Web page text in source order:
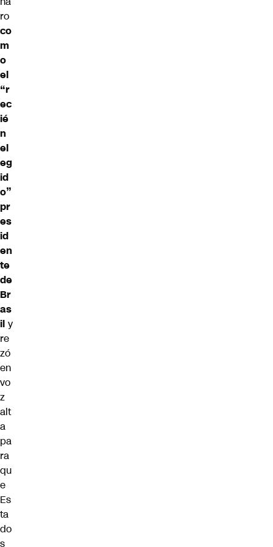
ro
co
m
o
el
“r
ec
ié
n
el
eg
id
o”
pr
es
id
en
te
de
Br
as
il y
re
zó
en
vo
z
alt
a
pa
ra
qu
e
Es
ta
do
s